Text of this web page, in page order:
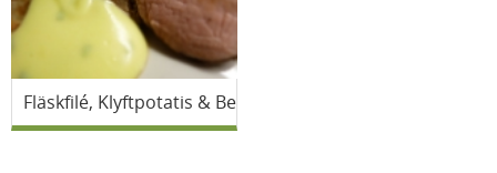
Fläskfilé, Klyftpotatis & Bearnaisesås